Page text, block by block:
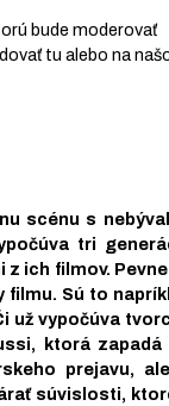
bude moderovať
tu alebo na
scénu s
tri
ich filmov.
Sú to
už vypočúva
ktorá zapadá
prejavu,
súvislosti,